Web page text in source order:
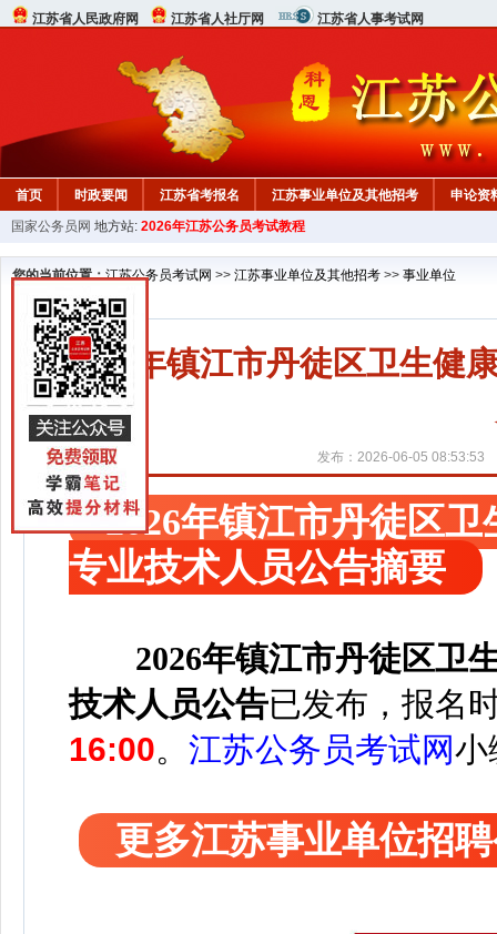
江苏省人民政府网 江苏省人社厅网 江苏省人事考试网
首页 时政要闻 江苏省考报名 江苏事业单位及其他招考
申论资
国家公务员网 地方站: 2026年江苏公务员考试教程
您的当前位置：江苏公务员考试网 >> 江苏事业单位及其他招考 >> 事业单位
2026年镇江市丹徒区卫生健
发布：2026-06-05 08:53:53
2026年镇江市丹徒区
专业技术人员公告摘要
2026年镇江市丹徒区卫
技术人员公告已发布，报名
16:00。 江苏公务员考试网小
更多江苏事业单位招